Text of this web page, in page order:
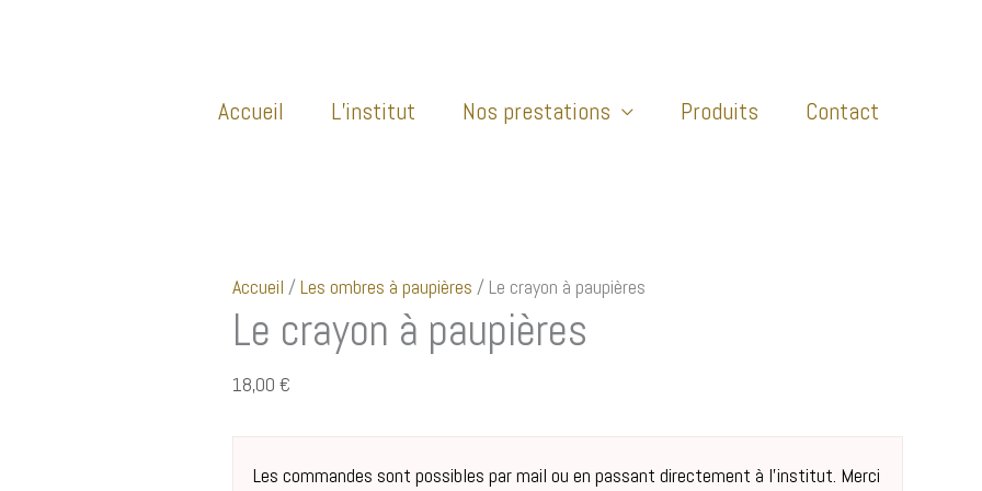
Accueil L’institut Nos prestations Produits Contact
Accueil /Les ombres à paupières / Le crayon à paupières
Le crayon à paupières
18,00 €
Les commandes sont possibles par mail ou en passant directement à l’institut. Merci